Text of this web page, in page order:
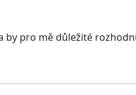
pro mě důležité